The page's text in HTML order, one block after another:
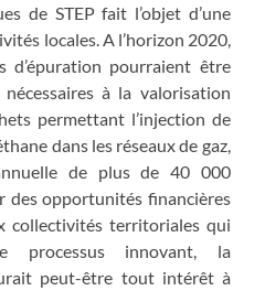
de STEP fait l’objet d’une
locales. A l’horizon 2020,
d’épuration pourraient être
à la valorisation
permettant l’injection de
dans les réseaux de gaz,
de plus de 40 000
des opportunités financières
collectivités territoriales qui
processus innovant, la
peut-être tout intérêt à